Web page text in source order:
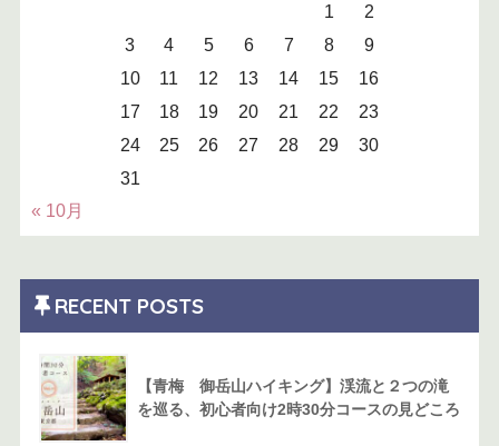
1
2
3
4 5 6 7 8
9
10
11 12 13 14 15
16
17
18 19 20 21 22
23
24
25 26 27 28 29
30
31
« 10月
RECENT POSTS
【青梅 御岳山ハイキング】渓流と２つの滝
を巡る、初心者向け2時30分コースの見どころ